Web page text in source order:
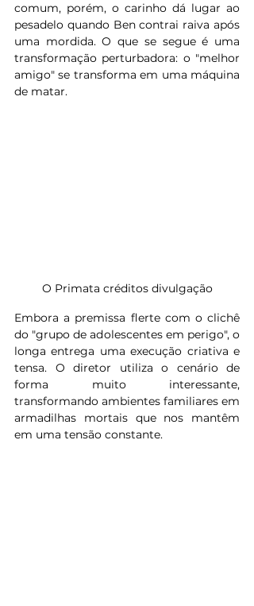
comum, porém, o carinho dá lugar ao
pesadelo quando Ben contrai raiva após
uma mordida. O que se segue é uma
transformação perturbadora: o "melhor
amigo" se transforma em uma máquina
de matar.
O Primata créditos divulgação
Embora a premissa flerte com o clichê
do "grupo de adolescentes em perigo", o
longa entrega uma execução criativa e
tensa. O diretor utiliza o cenário de
forma muito interessante,
transformando ambientes familiares em
armadilhas mortais que nos mantêm
em uma tensão constante.